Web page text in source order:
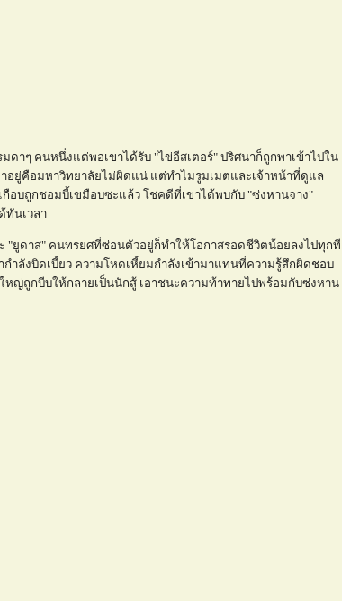
าๆ คนหนึ่งแต่พอเขาได้รับ "ไข่อีสเตอร์" ปริศนาก็ถูกพาเข้าไปใน
ยู่คือมหาวิทยาลัยไม่ผิดแน่ แต่ทำไมรูมเมตและเจ้าหน้าที่ดูแล
อบถูกชอมบี้เขมือบซะแล้ว โชคดีที่เขาได้พบกับ "ซ่งหานจาง"
นเวลา
"ยูดาส" คนทรยศที่ซ่อนตัวอยู่ก็ทำให้โอกาสรอดชีวิตน้อยลงไปทุกที
ำลังบิดเบี้ยว ความโหดเหี้ยมกำลังเข้ามาแทนที่ความรู้สึกผิดชอบ
หญ่ถูกบีบให้กลายเป็นนักสู้ เอาชนะความท้าทายไปพร้อมกับซ่งหาน